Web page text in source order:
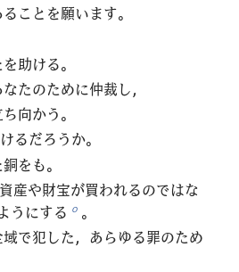
ことを願います。
助ける。
たのために仲裁し，
向かう。
るだろうか。
をも。
産や財宝が買われるのではな
うにする o 。
で犯した，あらゆる罪のため